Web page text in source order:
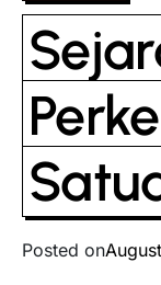
in
Posted on